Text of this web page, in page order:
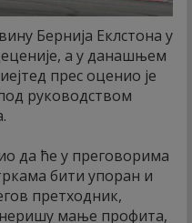
Бернија Еклстона у
а у данашњем
прес оценио је
руководством
да ће у преговорима
бити упоран и
претходник,
мање профита,